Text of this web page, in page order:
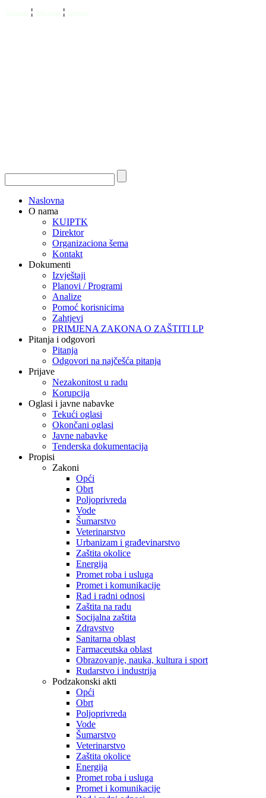
¦ ¦
Naslovna
O nama
KUIPTK
Direktor
Organizaciona šema
Kontakt
Dokumenti
Izvještaji
Planovi / Programi
Analize
Pomoć korisnicima
Zahtjevi
PRIMJENA ZAKONA O ZAŠTITI LP
Pitanja i odgovori
Pitanja
Odgovori na najčešća pitanja
Prijave
Nezakonitost u radu
Korupcija
Oglasi i javne nabavke
Tekući oglasi
Okončani oglasi
Javne nabavke
Tenderska dokumentacija
Propisi
Zakoni
Opći
Obrt
Poljoprivreda
Vode
Šumarstvo
Veterinarstvo
Urbanizam i građevinarstvo
Zaštita okolice
Energija
Promet roba i usluga
Promet i komunikacije
Rad i radni odnosi
Zaštita na radu
Socijalna zaštita
Zdravstvo
Sanitarna oblast
Farmaceutska oblast
Obrazovanje, nauka, kultura i sport
Rudarstvo i industrija
Podzakonski akti
Opći
Obrt
Poljoprivreda
Vode
Šumarstvo
Veterinarstvo
Zaštita okolice
Energija
Promet roba i usluga
Promet i komunikacije